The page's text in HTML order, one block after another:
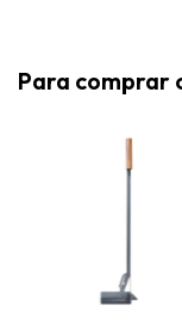
Para comprar